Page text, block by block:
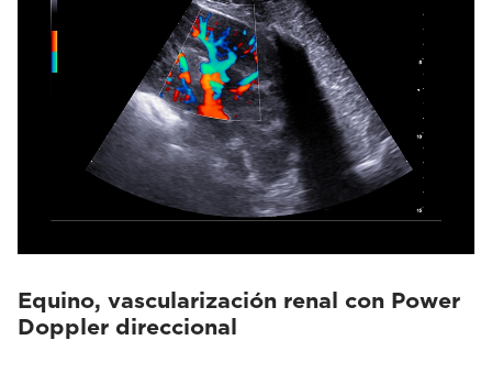
Equino, vascularización renal con Power
Doppler direccional